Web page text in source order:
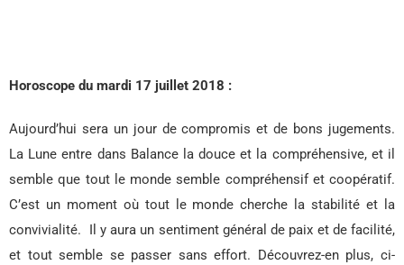
Horoscope du mardi 17 juillet 2018 :
Aujourd’hui sera un jour de compromis et de bons jugements.
La Lune entre dans Balance la douce et la compréhensive, et il
semble que tout le monde semble compréhensif et coopératif.
C’est un moment où tout le monde cherche la stabilité et la
convivialité. Il y aura un sentiment général de paix et de facilité,
et tout semble se passer sans effort. Découvrez-en plus, ci-